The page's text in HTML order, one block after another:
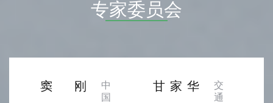
专家委员会
窦刚
中
国
甘家华
交
通